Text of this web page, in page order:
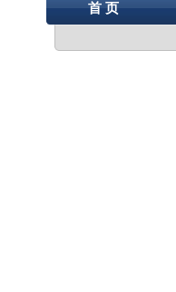
首 页